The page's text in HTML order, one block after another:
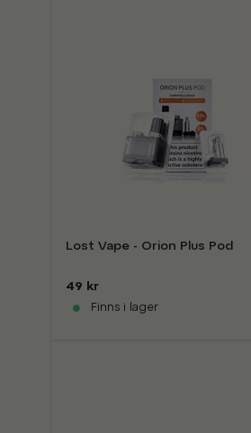
Lost Vape - Orion Plus Pod
49 kr
Finns i lager